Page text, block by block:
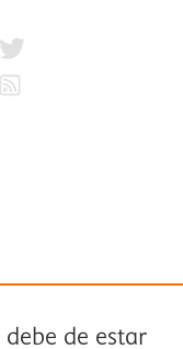
Síguenos en Twitter
Suscríbete para recibir
de estar